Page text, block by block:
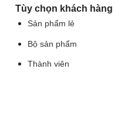
Tùy chọn khách hàng
Sản phẩm lẻ
Bộ sản phẩm
Thành viên